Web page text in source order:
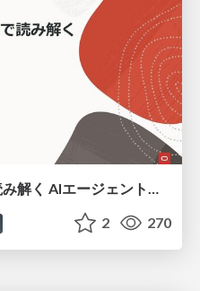
『モデル + ハーネス』で読み解く AIエージェント入門
2 270